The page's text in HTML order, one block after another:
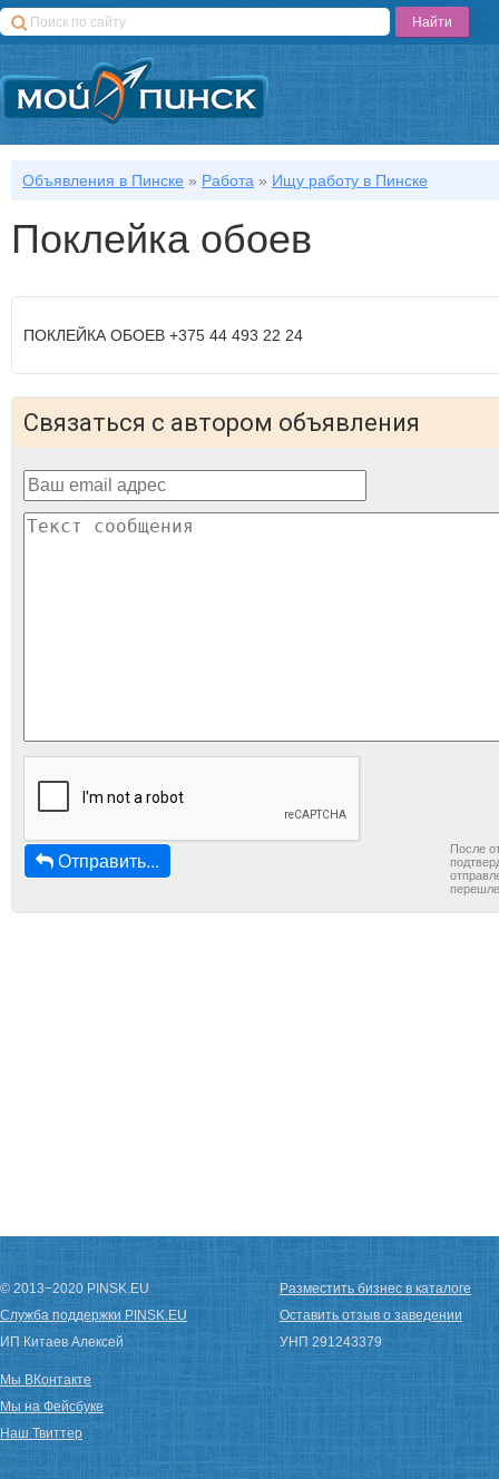
Объявления в Пинске » Работа » Ищу работу в Пинске
Поклейка обоев
ПОКЛЕЙКА ОБОЕВ +375 44 493 22 24
Связаться с автором объявления
Отправить...
После
© 2013−2020 PINSK.EU
Служба поддержки PINSK.EU
ИП Китаев Алексей
Разместить бизнес в каталоге
Оставить отзыв о заведении
УНП 291243379
Мы ВКонтакте
Мы на Фейсбуке
Наш Твиттер